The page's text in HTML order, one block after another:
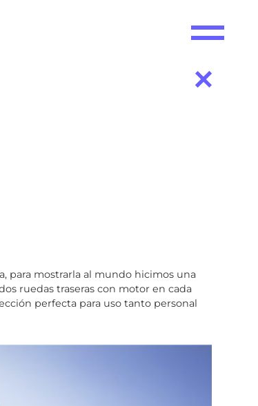
para mostrarla al mundo hicimos una
ruedas traseras con motor en cada
perfecta para uso tanto personal